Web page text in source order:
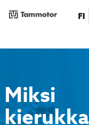
FI
Miksi